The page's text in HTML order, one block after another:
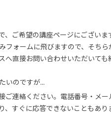
、ご希望の講座ページにござい
ォームに飛びますので、そち
直接お問い合わせいただいても
いのですが...
連絡ください。電話番号・メ
すぐに応答できないこともあ